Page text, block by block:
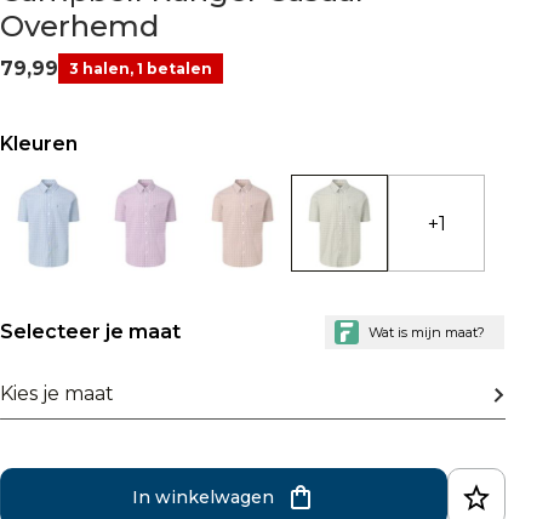
Overhemd
79,99 3 halen, 1 betalen
Kleuren
+1
Selecteer je maat
Kies je maat
In winkelwagen